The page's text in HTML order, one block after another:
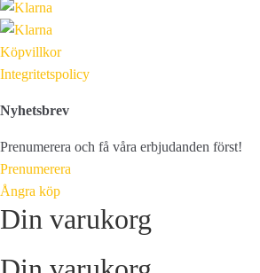
Köpvillkor
Integritetspolicy
Nyhetsbrev
Prenumerera och få våra erbjudanden först!
Prenumerera
Ångra köp
Din varukorg